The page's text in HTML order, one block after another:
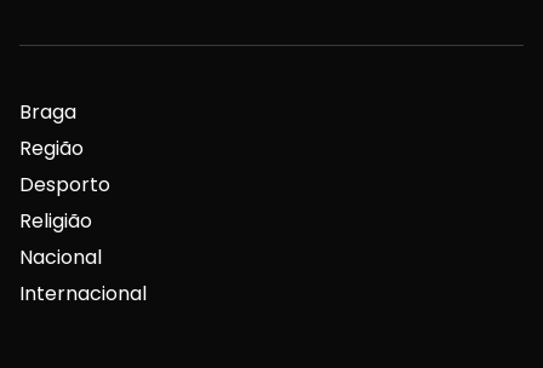
Braga
Região
Desporto
Religião
Nacional
Internacional